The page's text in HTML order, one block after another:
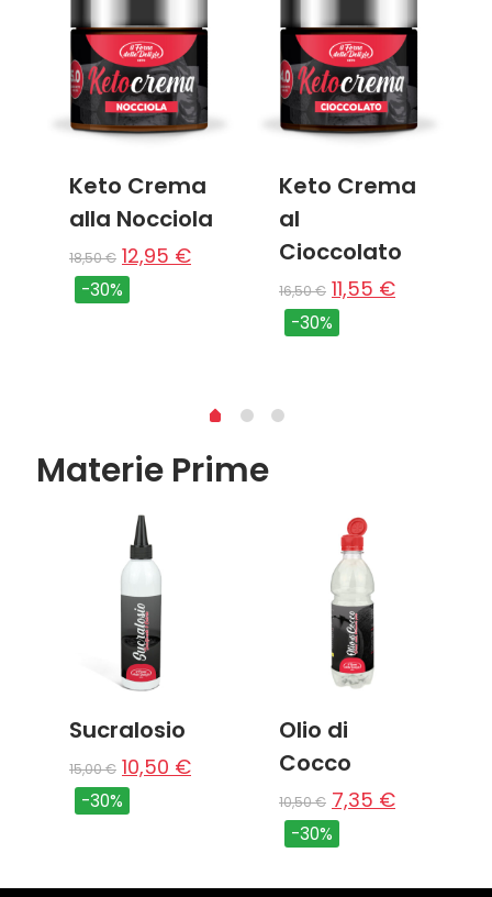
Keto Crema
alla Nocciola
18,50€ 12,95 €
-30%
Keto Crema
al
Cioccolato
16,50€ 11,55 €
-30%
Materie Prime
Sucralosio
15,00€ 10,50 €
-30%
Olio di
Cocco
10,50€ 7,35 €
-30%